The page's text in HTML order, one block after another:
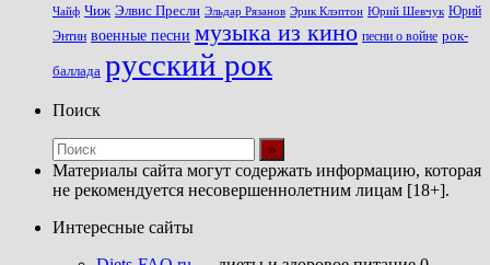
Чайф Чиж Элвис Пресли Эльдар Рязанов Эрик Клэптон Юрий Шевчук Юрий
Энтин военные песни музыка из кино песни о войне рок-
баллада русский рок
Поиск
Материалы сайта могут содержать информацию, которая
не рекомендуется несовершеннолетним лицам [18+].
Интересные сайты